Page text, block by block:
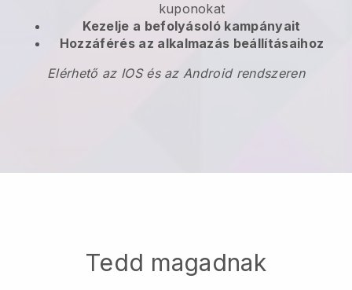
kuponokat
Kezelje a befolyásoló kampányait
Hozzáférés az alkalmazás beállításaihoz
Elérhető az IOS és az Android rendszeren
Tedd magadnak